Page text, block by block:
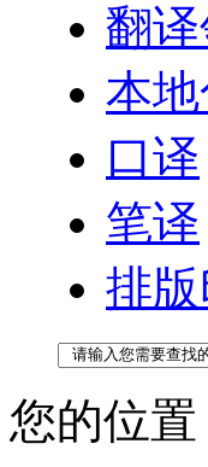
翻
本
口译
笔译
排版
您的位置